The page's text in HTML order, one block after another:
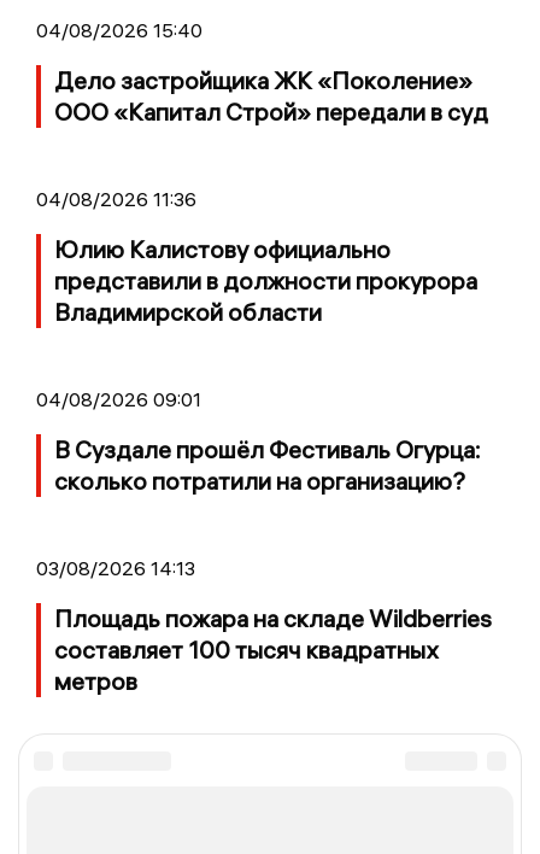
04/08/2026 15:40
Дело застройщика ЖК «Поколение»
ООО «Капитал Строй» передали в суд
04/08/2026 11:36
Юлию Калистову официально
представили в должности прокурора
Владимирской области
04/08/2026 09:01
В Суздале прошёл Фестиваль Огурца:
сколько потратили на организацию?
03/08/2026 14:13
Площадь пожара на складе Wildberries
составляет 100 тысяч квадратных
метров